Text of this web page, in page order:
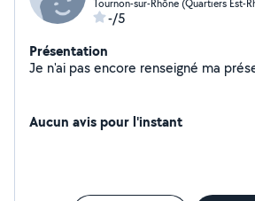
Tournon-sur-Rhône (Quartiers Est-
-/5
Présentation
Je n'ai pas
Aucun avis pour l'instant